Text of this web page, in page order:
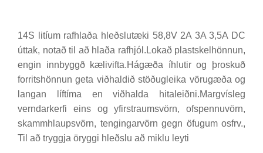
14S litíum rafhlaða hleðslutæki 58,8V 2A 3A 3,5A DC
úttak, notað til að hlaða rafhjól.Lokað plastskelhönnun,
engin innbyggð kælivifta.Hágæða íhlutir og þroskuð
forritshönnun geta viðhaldið stöðugleika vörugæða og
langan líftíma en viðhalda hitaleiðni.Margvísleg
verndarkerfi eins og yfirstraumsvörn, ofspennuvörn,
skammhlaupsvörn, tengingarvörn gegn öfugum osfrv.,
Til að tryggja öryggi hleðslu að miklu leyti